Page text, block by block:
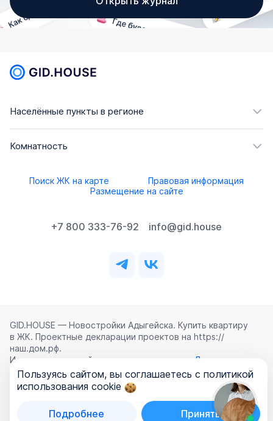
Населённые пункты в регионе
Комнатность
Поиск ЖК на карте
Правовая информация
Размещение на сайте
+7 800 333-76-92 info@gid.house
GID.HOUSE — Новостройки Адыгейска. Купить квартиру
в ЖК. Проектные декларации проектов на https://
наш.дом.рф.
Использование сайта означает согласие с
Лицензионным
соглашением
,Политикой конфиденциальностии
Политикой обработки персональных данных
ООО «ГИД.ХАУЗ»
Пользуясь сайтом, вы соглашаетесь с политикой
использования cookie
Подробнее Принять